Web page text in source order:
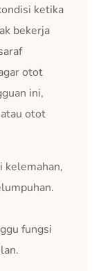
ketika
bekerja
otot
ini,
otot
kelemahan,
fungsi